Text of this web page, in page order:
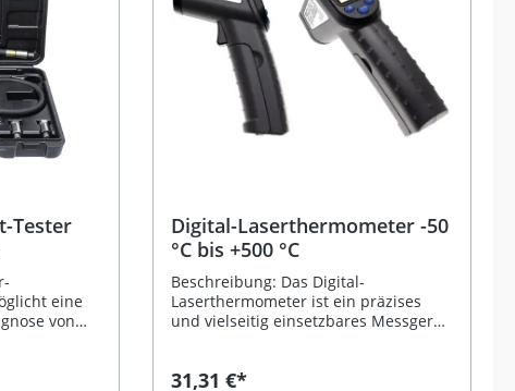
Tester
eine
von
Digital-Laserthermometer -50
°C bis +500 °C
Beschreibung: Das Digital-
Laserthermometer ist ein präzises
und vielseitig einsetzbares Messgerät
Infrarot-Lasertechnik und ermöglicht
31,31 €*